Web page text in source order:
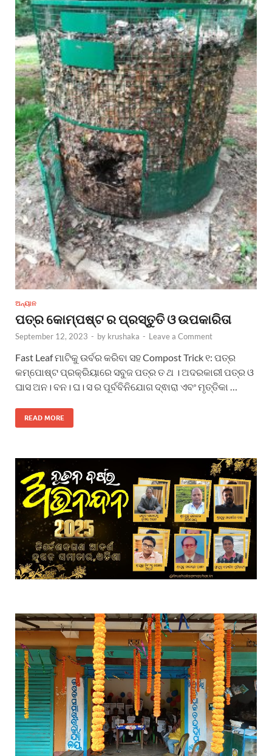
ଅନ୍ୟାନ
ପତ୍ର କୋମ୍ପଷ୍ଟ ର ପ୍ରସ୍ତୁତି ଓ ଉପକାରିତା
September 12, 2023 - by krushaka - Leave a Comment
Fast Leaf ମାଟିକୁ ଉର୍ବର କରିବା ସହ Compost Trick ୧: ପତ୍ର
କମ୍ପୋଷ୍ଟ ପ୍ରକ୍ରିୟାରେ ସବୁଜ ପତ୍ର ତ ଥ । ଅଦରକାରୀ ପତ୍ର ଓ
ଘାସ ଅନ। ବନ। ଘ। ସ ର ପୂର୍ବବିନିଯୋଗ ଦ୍ଵାରା ଏବଂ ମୃତ୍ତିକା …
READ MORE